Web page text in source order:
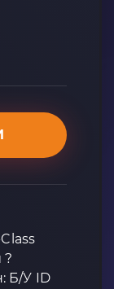
?
Б/У ID